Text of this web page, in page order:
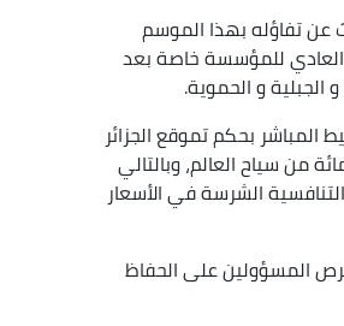
عن تفاؤله بهذا الموسم
العادي للمؤسسة خاصة بعد
و الحموية.
بحكم تموقع الجزائر
المتوسط التي تعد من الوجهات السياحية المفضلة لدى 70 بالمائة من سياح العالم، وبالتالي
الشرسة في الأسعار
المسؤولين على الحفاظ